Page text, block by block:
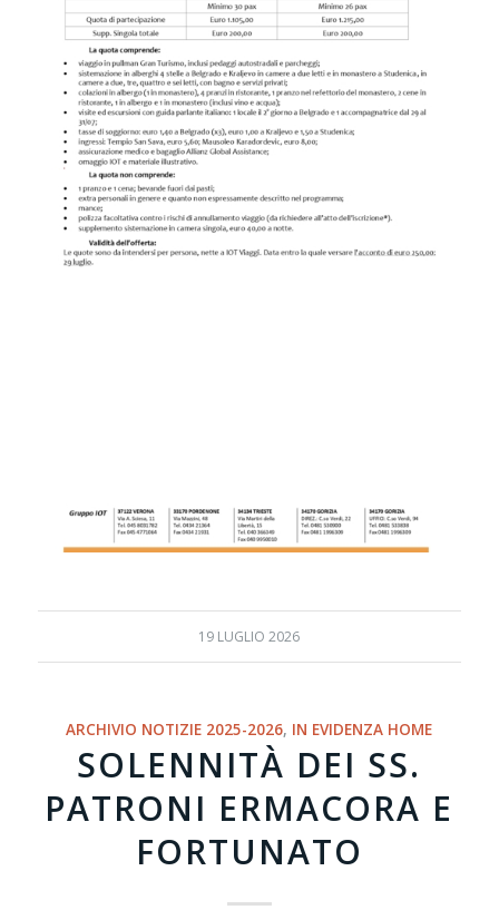
19 LUGLIO 2026
ARCHIVIO NOTIZIE 2025-2026, IN EVIDENZA HOME
SOLENNITÀ DEI SS.
PATRONI ERMACORA E
FORTUNATO